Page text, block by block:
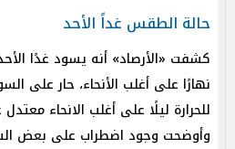
حالة الطقس غداً الأحد
كشفت «الأرصاد» أنه يسود غدًا
نهارًا على أغلب الأنحاء، حار على
للحرارة ليلًا على أغلب الانحاء
وأوضحت وجود اضطراب على بعض